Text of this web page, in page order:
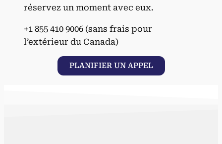
réservez un moment avec eux.
+1 855 410 9006 (sans frais pour
l’extérieur du Canada)
PLANIFIER UN APPEL